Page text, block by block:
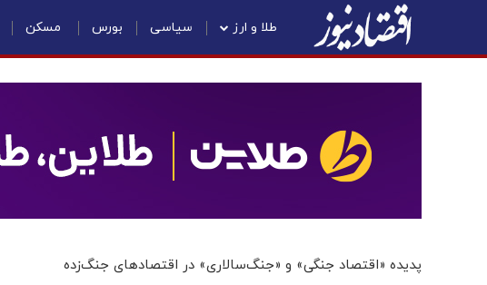
طلا و ارز سیاسی بورس مسکن
پدیده «اقتصاد جنگی» و «جنگ‌سالاری» در اقتصادهای جنگ‌زده